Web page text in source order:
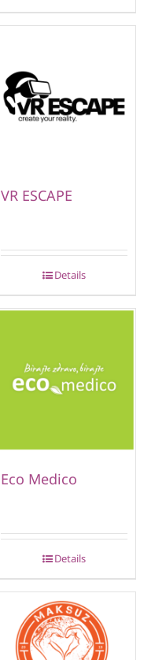
VR ESCAPE
Details
Eco Medico
Details